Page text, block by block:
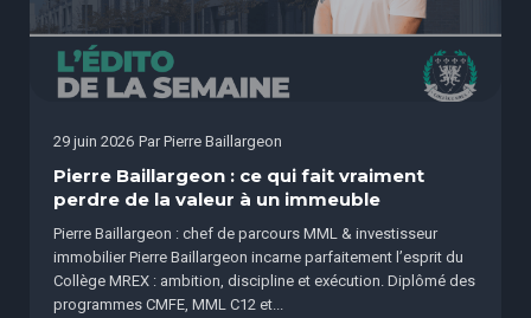
29 juin 2026 Par Pierre Baillargeon
Pierre Baillargeon : ce qui fait vraiment
perdre de la valeur à un immeuble
Pierre Baillargeon : chef de parcours MML & investisseur
immobilier Pierre Baillargeon incarne parfaitement l’esprit du
Collège MREX : ambition, discipline et exécution. Diplômé des
programmes CMFE, MML C12 et...